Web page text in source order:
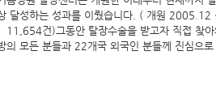
"며 "기쁨병원은 겉치레보다 실력이 좋은 병원
밝히며 환하게 웃었다.​
만 절개수술이 훨씬 간단하고요 수술시간도 짧
Q. 기자 : 수술에 대한 마취가 있잖아요 마취에
가 있습니다 마취는 어떤식으로 진행하게 되나
달성하는 성과를 이뤘습니다. ( 개원
11,654건)그동안 탈장수술을 받고자 직접 찾아
의 모든 분들과 22개국 외국인 분들께 진심으로